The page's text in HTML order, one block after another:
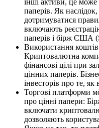
інші активи, це
паперів. Як
дотримуватися
включають
паперів і бірж США
Використання
Криптовалютна
фінансові цілі при
цінних паперів.
інвесторів про те,
Торгові платформи
про цінні папери:
включати
дозволяють